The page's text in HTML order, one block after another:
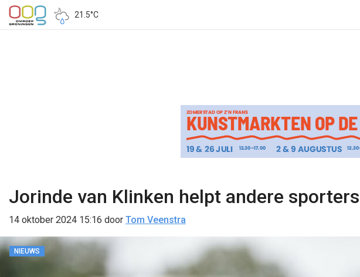
21.5°C
Jorinde van Klinken helpt andere
14 oktober 2024 15:16 door Tom Veenstra
NIEUWS